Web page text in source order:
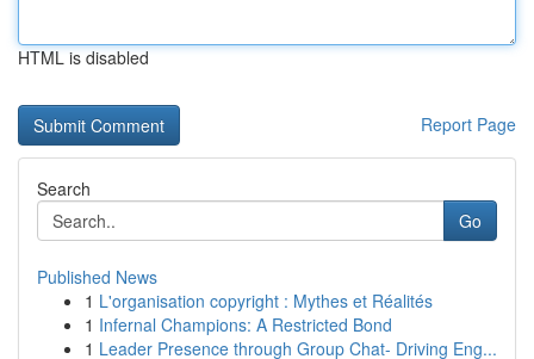
HTML is disabled
Report Page
Search
Go
Published News
1 L'organisation copyright : Mythes et Réalités
1 Infernal Champions: A Restricted Bond
1 Leader Presence through Group Chat- Driving Eng...